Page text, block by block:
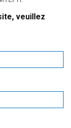
veuillez